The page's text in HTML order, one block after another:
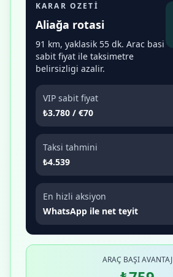
KARAR OZETI
Aliağa rotasi
91 km, yaklasik 55 dk. Arac basi
sabit fiyat ile taksimetre
belirsizligi azalir.
VIP sabit fiyat
₺3.780 / €70
Taksi tahmini
₺4.539
En hizli aksiyon
WhatsApp ile net teyit
ARAÇ BAŞI AVANTAJ